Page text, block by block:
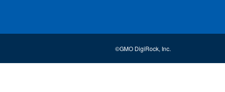
©GMO DigiRock, Inc.